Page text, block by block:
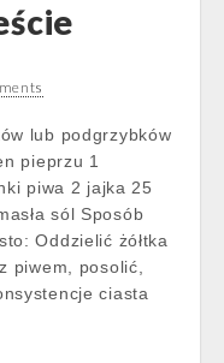
lub podgrzybków
pieprzu 1
piwa 2 jajka 25
sól Sposób
Oddzielić żółtka
piwem, posolić,
ciasta